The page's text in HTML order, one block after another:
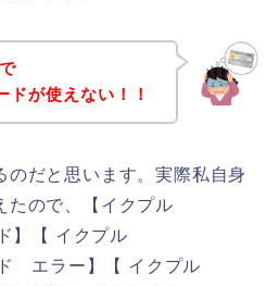
が使えない！！
のだと思います。実際私自身
たので、【イクプル
】【 イクプル
エラー】【 イクプル